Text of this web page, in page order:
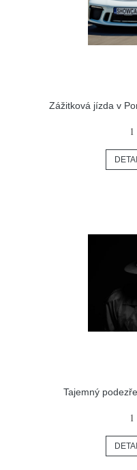
Zážitková jízda v
Tajemný